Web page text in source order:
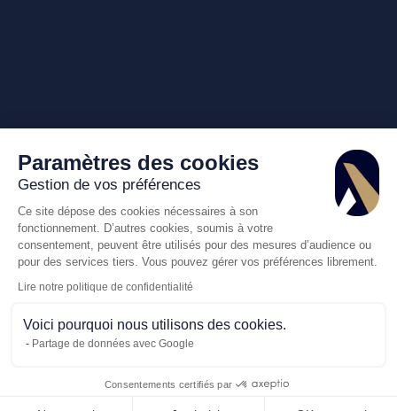
Paramètres des cookies
Gestion de vos préférences
Ce site dépose des cookies nécessaires à son
fonctionnement. D’autres cookies, soumis à votre
consentement, peuvent être utilisés pour des mesures d’audience ou
pour des services tiers. Vous pouvez gérer vos préférences librement.
Lire notre politique de confidentialité
Voici pourquoi nous utilisons des cookies.
Partage de données avec Google
Consentements certifiés par